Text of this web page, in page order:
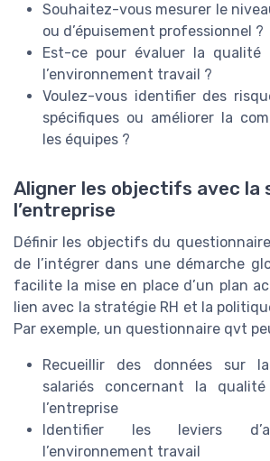
Souhaitez-vous mesurer le
ou d’épuisement professionnel ?
Est-ce pour évaluer la
l’environnement travail ?
Voulez-vous identifier des
spécifiques ou améliorer la
les équipes ?
Aligner les objectifs avec la
l’entreprise
Définir les objectifs du
de l’intégrer dans une démarche
facilite la mise en place d’un plan
lien avec la stratégie RH et la
Par exemple, un questionnaire qvt
Recueillir des données sur
salariés concernant la
l’entreprise
Identifier les leviers
l’environnement travail